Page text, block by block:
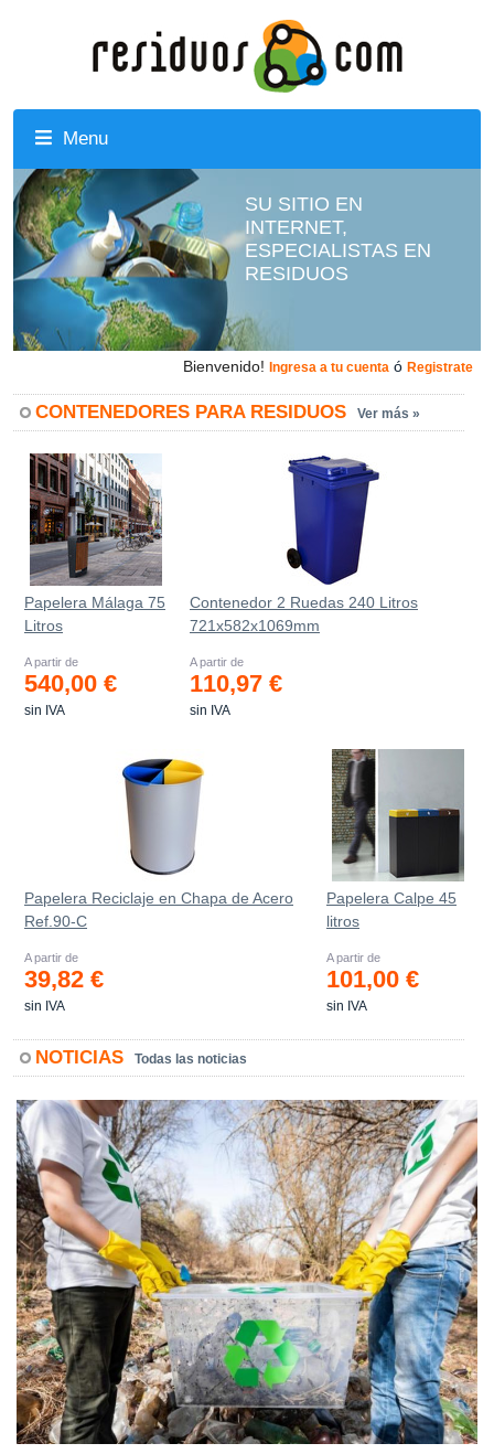
Menu
SU SITIO EN
INTERNET,
ESPECIALISTAS EN
RESIDUOS
Bienvenido! Ingresa a tu cuenta ó Registrate
CONTENEDORES PARA RESIDUOS Ver más »
Papelera Málaga 75
Litros
A partir de
540,00 €
sin IVA
Contenedor 2 Ruedas 240 Litros
721х582х1069mm
A partir de
110,97 €
sin IVA
Papelera Reciclaje en Chapa de Acero
Ref.90-C
A partir de
39,82 €
sin IVA
Papelera Calpe 45
litros
A partir de
101,00 €
sin IVA
NOTICIAS Todas las noticias